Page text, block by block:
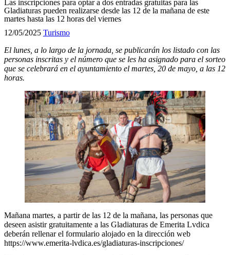
Las inscripciones para optar a dos entradas gratuitas para las
Gladiaturas pueden realizarse desde las 12 de la mañana de este
martes hasta las 12 horas del viernes
12/05/2025 Turismo
El lunes, a lo largo de la jornada, se publicarán los listado con las
personas inscritas y el número que se les ha asignado para el sorteo
que se celebrará en el ayuntamiento el martes, 20 de mayo, a las 12
horas.
Mañana martes, a partir de las 12 de la mañana, las personas que
deseen asistir gratuitamente a las Gladiaturas de Emerita Lvdica
deberán rellenar el formulario alojado en la dirección web
https://www.emerita-lvdica.es/gladiaturas-inscripciones/